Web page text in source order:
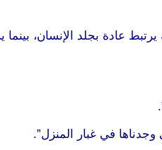
عادة بجلد الإنسان، بينما
وجدناها في غبار المنزل”.